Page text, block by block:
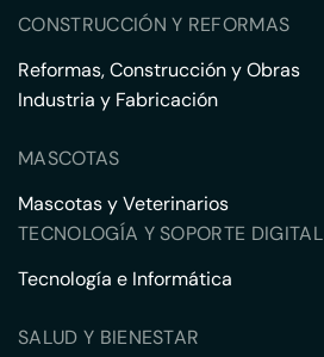
CONSTRUCCIÓN Y REFORMAS
Reformas, Construcción y Obras
Industria y Fabricación
MASCOTAS
Mascotas y Veterinarios
TECNOLOGÍA Y SOPORTE DIGITAL
Tecnología e Informática
SALUD Y BIENESTAR